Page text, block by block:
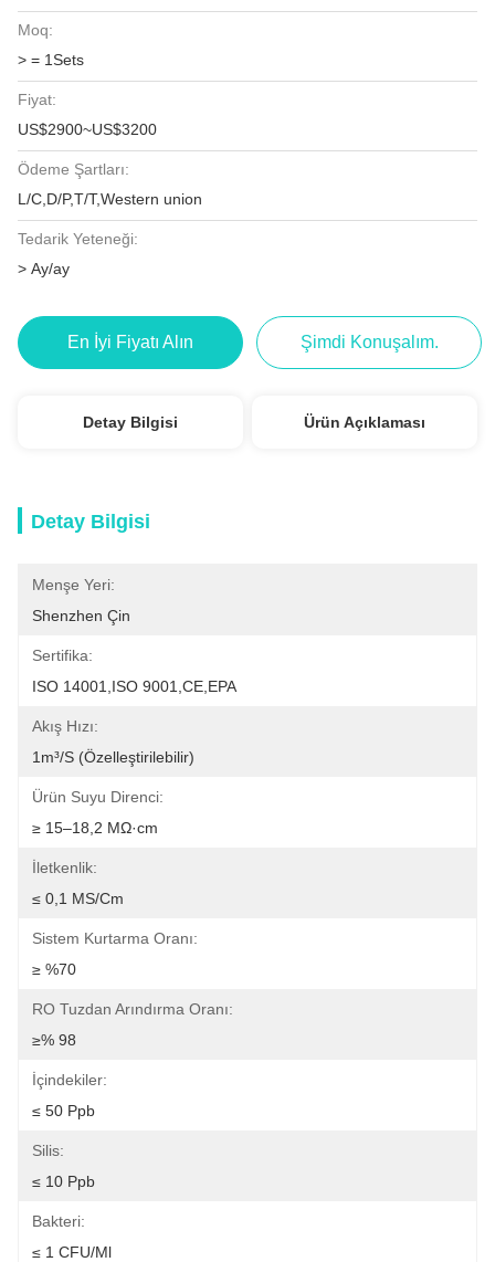
Moq:
> = 1Sets
Fiyat:
US$2900~US$3200
Ödeme Şartları:
L/C,D/P,T/T,Western union
Tedarik Yeteneği:
> Ay/ay
En İyi Fiyatı Alın Şimdi Konuşalım.
Detay Bilgisi Ürün Açıklaması
Detay Bilgisi
Menşe Yeri:
Shenzhen Çin
Sertifika:
ISO 14001,ISO 9001,CE,EPA
Akış Hızı:
1m³/s (özelleştirilebilir)
Ürün Suyu Direnci:
≥ 15–18,2 MΩ·cm
İletkenlik:
≤ 0,1 ΜS/cm
Sistem Kurtarma Oranı:
≥ %70
RO Tuzdan Arındırma Oranı:
≥% 98
İçindekiler:
≤ 50 Ppb
Silis:
≤ 10 Ppb
Bakteri:
≤ 1 CFU/ml